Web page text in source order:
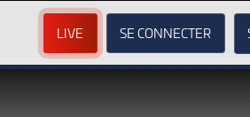
LIVE SE CONNECTER